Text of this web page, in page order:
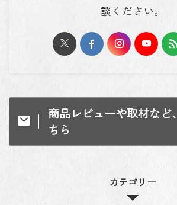
談ください。
商品レビューや取材など
ちら
カテゴリー